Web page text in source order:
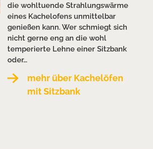
die wohltuende Strahlungswärme
eines Kachelofens unmittelbar
genießen kann. Wer schmiegt sich
nicht gerne eng an die wohl
temperierte Lehne einer Sitzbank
oder…
mehr über Kachelöfen
mit Sitzbank